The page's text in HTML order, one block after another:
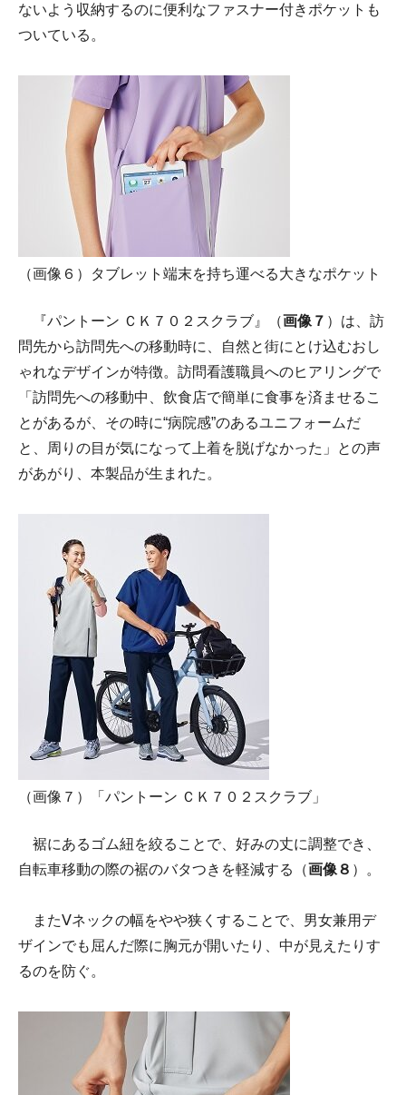
ないよう収納するのに便利なファスナー付きポケットも
ついている。
（画像６）タブレット端末を持ち運べる大きなポケット
『パントーン ＣＫ７０２スクラブ』（画像７ ）は、訪
問先から訪問先への移動時に、自然と街にとけ込むおし
ゃれなデザインが特徴。訪問看護職員へのヒアリングで
「訪問先への移動中、飲食店で簡単に食事を済ませるこ
とがあるが、その時に“病院感”のあるユニフォームだ
と、周りの目が気になって上着を脱げなかった」との声
があがり、本製品が生まれた。
（画像７）「パントーン ＣＫ７０２スクラブ」
裾にあるゴム紐を絞ることで、好みの丈に調整でき、
自転車移動の際の裾のバタつきを軽減する（画像８ ）。
またⅤネックの幅をやや狭くすることで、男女兼用デ
ザインでも屈んだ際に胸元が開いたり、中が見えたりす
るのを防ぐ。